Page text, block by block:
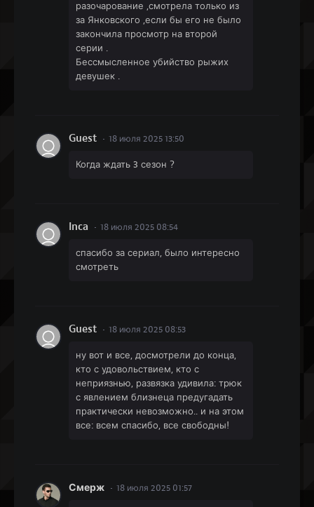
разочарование ,смотрела только из
за Янковского ,если бы его не было
закончила просмотр на второй
серии .
Бессмысленное убийство рыжих
девушек .
Guest 18 июля 2025 13:50
Когда ждать 3 сезон ?
Inca 18 июля 2025 08:54
спасибо за сериал, было интересно
смотреть
Guest 18 июля 2025 08:53
ну вот и все, досмотрели до конца,
кто с удовольствием, кто с
неприязнью, развязка удивила: трюк
с явлением близнеца предугадать
практически невозможно.. и на этом
все: всем спасибо, все свободны!
Смерж 18 июля 2025 01:57